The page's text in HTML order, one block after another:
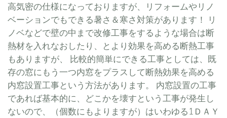
高気密の仕様になっておりますが、リフォームやリノ
ベーションでもできる暑さ＆寒さ対策があります！ リ
ノベなどで壁の中まで改修工事をするような場合は断
熱材を入れなおしたり、とより効果を高める断熱工事
もありますが、 比較的簡単にできる工事としては、既
存の窓にもう一つ内窓をプラスして断熱効果を高める
内窓設置工事という方法があります。 内窓設置の工事
であれば基本的に、どこかを壊すという工事が発生し
ないので、（個数にもよりますが）はいわゆる1ＤＡＹ